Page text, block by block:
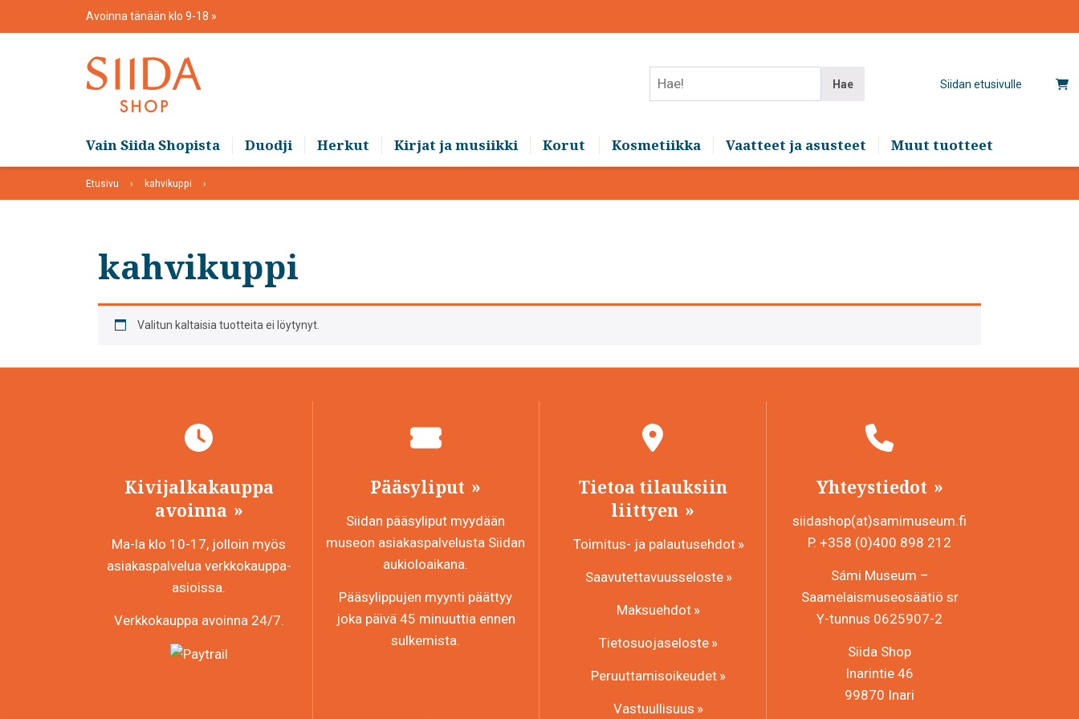
Avoinna tänään klo 9-18
Siidan etusivulle
Hae
Vain Siida Shopista Duodji Herkut Kirjat ja musiikki Korut Kosmetiikka Vaatteet ja asusteet Muut tuotteet
Etusivu kahvikuppi
kahvikuppi
Valitun kaltaisia tuotteita ei löytynyt.
Kivijalkakauppa
avoinna
Ma-la klo 10-17, jolloin myös
asiakaspalvelua verkkokauppa-
asioissa.
Verkkokauppa avoinna 24/7.
Pääsyliput
Siidan pääsyliput myydään
museon asiakaspalvelusta Siidan
aukioloaikana.
Pääsylippujen myynti päättyy
joka päivä 45 minuuttia ennen
sulkemista.
Tietoa tilauksiin
liittyen
Toimitus- ja palautusehdot
Saavutettavuusseloste
Maksuehdot
Tietosuojaseloste
Peruuttamisoikeudet
Vastuullisuus
Yhteystiedot
siidashop(at)samimuseum.fi
P. +358 (0)400 898 212
Sámi Museum –
Saamelaismuseosäätiö sr
Y-tunnus 0625907-2
Siida Shop
Inarintie 46
99870 Inari